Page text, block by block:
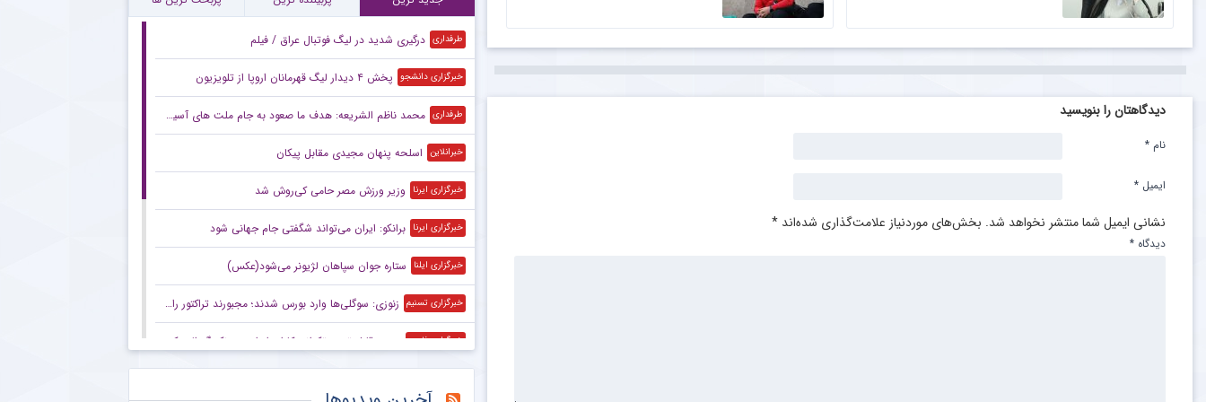
دیدگاهتان را بنویسید
نشانی ایمیل شما منتشر نخواهد شد. بخش‌های موردنیاز علامت‌گذاری شده‌اند *
دیدگاه *
نام *
ایمیل *
طرفداری درگیری شدید در لیگ فوتبال عراق / فیلم
خبرگزاری دانشجو پخش ۴ دیدار لیگ قهرمانان اروپا از تلویزیون
طرفداری محمد ناظم الشریعه: هدف ما صعود به جام ملت های آسیا است
خبرانلاین اسلحه پنهان مجیدی مقابل پیکان
خبرگزاری ایرنا وزیر ورزش مصر حامی کی‌روش شد
خبرگزاری ایرنا برانکو: ایران می‌تواند شگفتی جام جهانی شود
خبرگزاری ایلنا ستاره جوان سپاهان لژیونر می‌شود(عکس)
خبرگزاری تسنیم زنوزی: سوگلی‌ها وارد بورس شدند؛ مجبورند تراکتور را هم به بورس ببرند/ بدهی‌های ما کمتر از ۲ میلیارد تومان است
خبرگزاری فارس صعود قابل توجه تکواندوکاران ایران در رنکینگ المپیکی/ کیانی و میرحسینی در جمع ۲۰ تکواندوکار برتر جهان